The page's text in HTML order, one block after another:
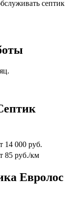
септик
14 000 руб.
85 руб./км
Евролос